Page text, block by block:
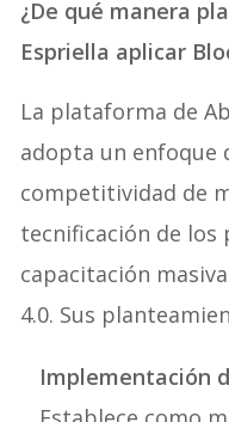
¿De qué manera
Espriella aplicar
La plataforma de
adopta un enfoque
competitividad de
tecnificación de los
capacitación
4.0. Sus
Implementación